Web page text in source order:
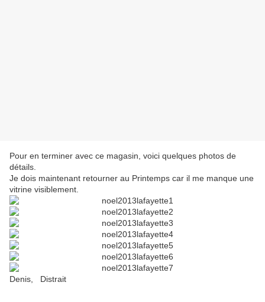
Pour en terminer avec ce magasin, voici quelques photos de
détails.
Je dois maintenant retourner au Printemps car il me manque une
vitrine visiblement.
Denis, Distrait